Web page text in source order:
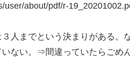
user/about/pdf/r-
人までという決まりがある。
ない。⇒間違っていたらごめん